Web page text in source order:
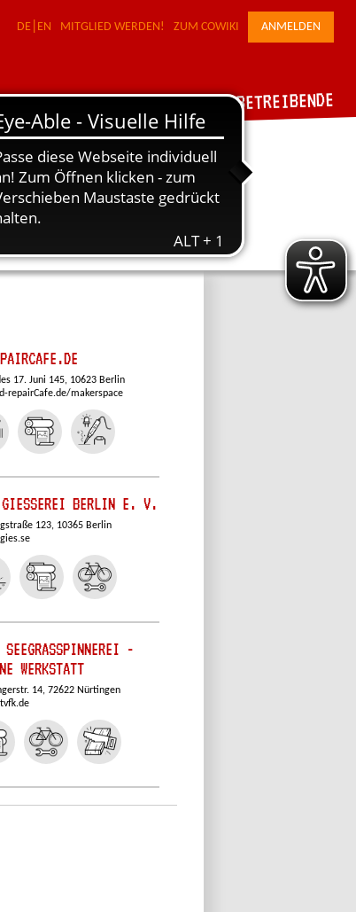
DE EN MITGLIED WERDEN! ZUM COWIKI ANMELDEN
VERBUND FÜR WERKSTATTBETREIBENDE